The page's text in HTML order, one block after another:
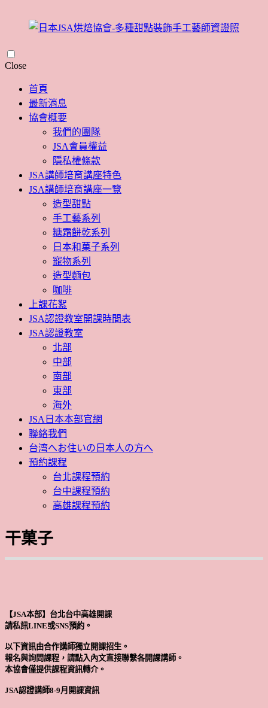
CloseSkip
content
首頁
最新消息
協會概要
我們的團隊
JSA會員權益
隱私權條款
JSA講師培育講座特色
JSA講師培育講座一覽
造型甜點
手工藝系列
糖霜餅乾系列
日本和菓子系列
寵物系列
造型麵包
咖啡
上課花絮
JSA認證教室開課時間表
JSA認證教室
北部
中部
南部
東部
海外
JSA日本本部官網
聯絡我們
台湾へお住いの日本人の方へ
預約課程
台北課程預約
台中課程預約
高雄課程預約
干菓子
【JSA本部】台北台中高雄開課
請私訊LINE或SNS預約。
以下資訊由合作講師獨立開課招生。
報名與詢問課程，請點入內文直接聯繫各開課講師。
本協會僅提供課程資訊轉介。
JSA認證講師8-9月開課資訊